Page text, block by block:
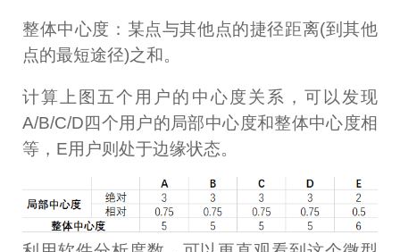
整体中心度：某点与其他点的捷径距离(到其他
点的最短途径)之和。
计算上图五个用户的中心度关系，可以发现
A/B/C/D四个用户的局部中心度和整体中心度相
等，E用户则处于边缘状态。